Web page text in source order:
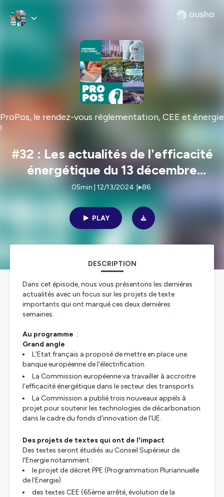
ProPos, le rendez-vous réglementation, CEE et énergie
!
#32 : Les actualités de l'efficacité
énergétique du 13 décembre
2024 !
05min | 12/13/2024 86
PLAY
DESCRIPTION
Dans cet épisode, nous vous présentons les dernières
actualités avec un focus sur les projets de texte
importants qui ont marqué ces deux dernières
semaines.
Au programme :
Grand angle
L'Etat français a proposé de mettre en place une
banque européenne de l'électrification.
La Commission européenne va travailler à accroitre
l'efficacité énergétique dans le secteur des transports
La Commission a publié trois nouveaux appels à
projet pour soutenir les technologies de décarbonation
dans le cadre du fonds d'innovation de l'UE.
Des projets de textes qui ont de l'impact
Des textes seront étudiés au Conseil Supérieur de
l'Energie notamment :
le projet de décret PPE (Programmation Pluriannuelle
de l'Energie)
des textes CEE (65ème arrêté, évolution de la